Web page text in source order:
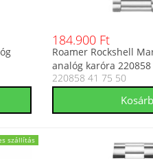
184.900 Ft
Roamer Rockshell
analóg karóra
220858 41 75 50
szállítás